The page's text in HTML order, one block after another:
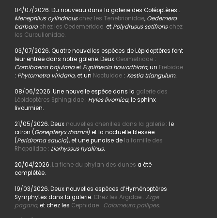
04/07/2026. Du nouveau dans la galerie des Coléoptères :
Menephilus cylindricus chez les Tenebrionidae,Oedemera
barbara chez les Oedemeridaeet Polydrusus setifrons chez
les Curculionidae.
03/07/2026. Quatre nouvelles espèces de Lépidoptères font
leur entrée dans notre galerie. Deux Geometridae:
Comibaena bajulariaet Eupithecia haworthiata,un Erebidae
: Phytometra viridaria, et un Noctuidae: Xestia triangulum.
08/06/2026. Une nouvelle espèce dans la galerie des
Lépidoptères Sphingidae: Hyles livornica,le sphinx
livournien.
21/05/2026. Deux nouvelles chenilles dans la galerie : le
citron (Gonepteryx rhamni) et la noctuelle blessée
(Peridroma saucia), et une punaise dela famille des
Rhopalidae : Liorhyssus hyalinus.
20/04/2026. La fiche du phylan des dunes a été
complétée.
19/03/2026. Deux nouvelles espèces d’Hyménoptères
Symphytes dans la galerie. Chez les Argidae : Arge
pagana,et chez les Cephidae : Calameuta pallipes.